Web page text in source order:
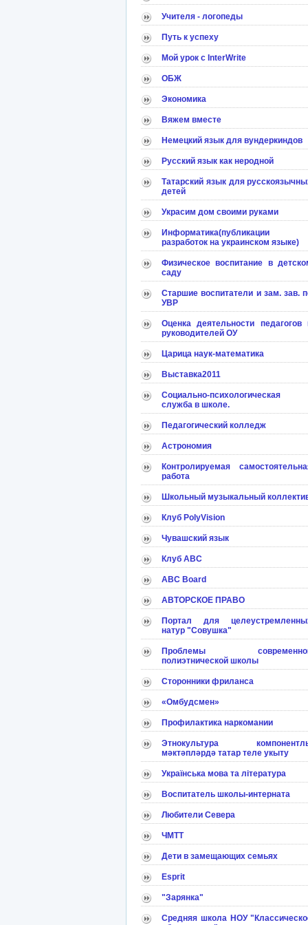
Учителя - логопеды
Путь к успеху
Мой урок с InterWrite
ОБЖ
Экономика
Вяжем вместе
Немецкий язык для вундеркиндов
Русский язык как неродной
Татарский язык для
детей
Украсим дом своими руками
Информатика(публикации
разработок на украинском языке)
Физическое воспитание в
саду
Старшие воспитатели и зам. зав.
УВР
Оценка деятельности педагогов
руководителей ОУ
Царица наук-математика
Выставка2011
Социально-психологическая
служба в школе.
Педагогический колледж
Астрономия
Контролируемая
работа
Школьный музыкальный
Клуб PolyVision
Чувашский язык
Клуб АВС
ABC Board
АВТОРСКОЕ ПРАВО
Портал для
натур "Совушка"
Проблемы
полиэтнической школы
Сторонники фриланса
«Омбудсмен»
Профилактика наркомании
Этнокультура
мәктәпләрдә татар теле укыту
Українська мова та література
Воспитатель школы-интерната
Любители Севера
ЧМТТ
Дети в замещающих семьях
Esprit
"Зарянка"
Средняя школа НОУ